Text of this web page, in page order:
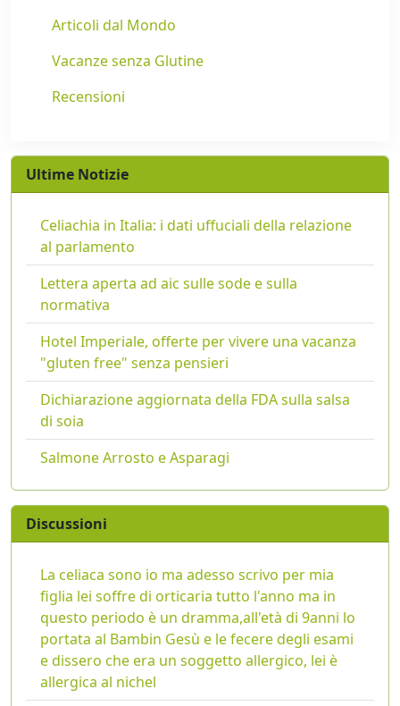
Articoli dal Mondo
Vacanze senza Glutine
Recensioni
Ultime Notizie
Celiachia in Italia: i dati uffuciali della relazione
al parlamento
Lettera aperta ad aic sulle sode e sulla
normativa
Hotel Imperiale, offerte per vivere una vacanza
"gluten free" senza pensieri
Dichiarazione aggiornata della FDA sulla salsa
di soia
Salmone Arrosto e Asparagi
Discussioni
La celiaca sono io ma adesso scrivo per mia
figlia lei soffre di orticaria tutto l'anno ma in
questo periodo è un dramma,all'età di 9anni lo
portata al Bambin Gesù e le fecere degli esami
e dissero che era un soggetto allergico, lei è
allergica al nichel